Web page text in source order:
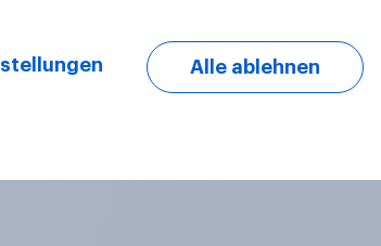
Alle ablehnen